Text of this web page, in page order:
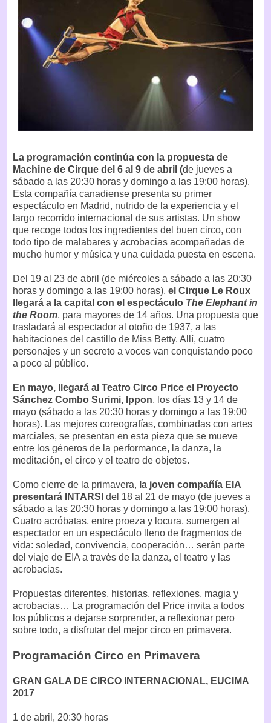
La programación continúa con la propuesta de
Machine de Cirque del 6 al 9 de abril (de jueves a
sábado a las 20:30 horas y domingo a las 19:00 horas).
Esta compañía canadiense presenta su primer
espectáculo en Madrid, nutrido de la experiencia y el
largo recorrido internacional de sus artistas. Un show
que recoge todos los ingredientes del buen circo, con
todo tipo de malabares y acrobacias acompañadas de
mucho humor y música y una cuidada puesta en escena.
Del 19 al 23 de abril (de miércoles a sábado a las 20:30
horas y domingo a las 19:00 horas), el Cirque Le Roux
llegará a la capital con el espectáculo The Elephant in
the Room, para mayores de 14 años. Una propuesta que
trasladará al espectador al otoño de 1937, a las
habitaciones del castillo de Miss Betty. Allí, cuatro
personajes y un secreto a voces van conquistando poco
a poco al público.
En mayo, llegará al Teatro Circo Price el Proyecto
Sánchez Combo Surimi, Ippon, los días 13 y 14 de
mayo (sábado a las 20:30 horas y domingo a las 19:00
horas). Las mejores coreografías, combinadas con artes
marciales, se presentan en esta pieza que se mueve
entre los géneros de la performance, la danza, la
meditación, el circo y el teatro de objetos.
Como cierre de la primavera, la joven compañía EIA
presentará INTARSI del 18 al 21 de mayo (de jueves a
sábado a las 20:30 horas y domingo a las 19:00 horas).
Cuatro acróbatas, entre proeza y locura, sumergen al
espectador en un espectáculo lleno de fragmentos de
vida: soledad, convivencia, cooperación… serán parte
del viaje de EIA a través de la danza, el teatro y las
acrobacias.
Propuestas diferentes, historias, reflexiones, magia y
acrobacias… La programación del Price invita a todos
los públicos a dejarse sorprender, a reflexionar pero
sobre todo, a disfrutar del mejor circo en primavera.
Programación Circo en Primavera
GRAN GALA DE CIRCO INTERNACIONAL, EUCIMA
2017
1 de abril, 20:30 horas